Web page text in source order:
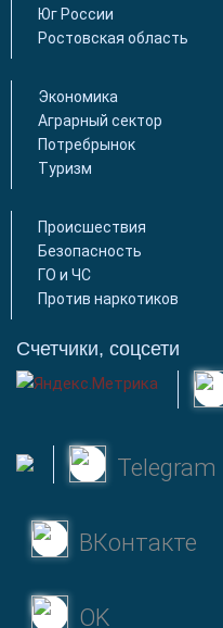
Юг России
Ростовская область
Экономика
Аграрный сектор
Потребрынок
Туризм
Происшествия
Безопасность
ГО и ЧС
Против наркотиков
Счетчики, соцсети
Telegram
ВКонтакте
OK